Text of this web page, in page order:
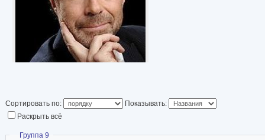
Сортировать по:
Показывать:
Раскрыть всё
Скрыть
Группа 9